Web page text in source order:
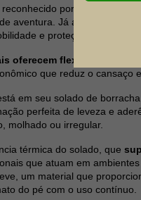
por sua
aventura. Já a microfibra
e proteção aos pés.
oferecem flexibilidade
que reduz o cansaço
em seu solado de
perfeita de leveza e
molhado ou irregular.
térmica do solado, que
que atuam em
um material que
do pé com o uso contínuo.